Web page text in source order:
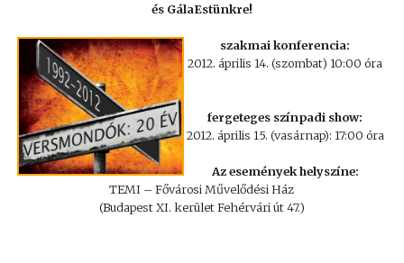
és GálaEstünkre!
szakmai konferencia:
2012. április 14. (szombat) 10:00 óra
fergeteges színpadi show:
2012. április 15. (vasárnap): 17:00 óra
Az események helyszíne:
TEMI – Fővárosi Művelődési Ház
(Budapest XI. kerület Fehérvári út 47.)